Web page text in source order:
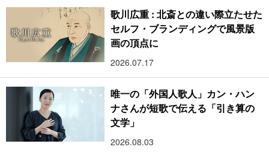
歌川広重 : 北斎との違い際立たせた
セルフ・ブランディングで風景版
画の頂点に
2026.07.17
唯一の「外国人歌人」カン・ハン
ナさんが短歌で伝える「引き算の
文学」
2026.08.03